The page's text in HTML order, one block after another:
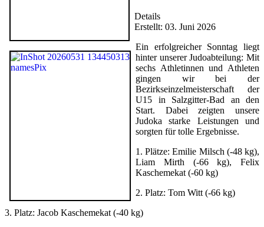
Details
Erstellt: 03. Juni 2026
Ein erfolgreicher Sonntag liegt
hinter unserer Judoabteilung: Mit
sechs Athletinnen und Athleten
gingen wir bei der
Bezirkseinzelmeisterschaft der
U15 in Salzgitter-Bad an den
Start. Dabei zeigten unsere
Judoka starke Leistungen und
sorgten für tolle Ergebnisse.
1. Plätze: Emilie Milsch (-48 kg),
Liam Mirth (-66 kg), Felix
Kaschemekat (-60 kg)
2. Platz: Tom Witt (-66 kg)
3. Platz: Jacob Kaschemekat (-40 kg)